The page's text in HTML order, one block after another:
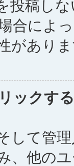
投稿し
合によ
があり
ックす
して管
、他の